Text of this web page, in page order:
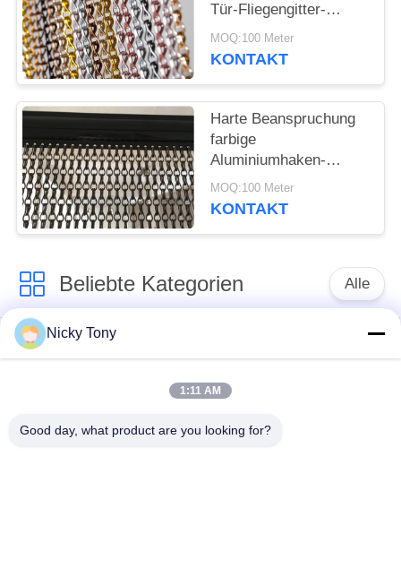
Tür-Fliegengitter-
Vorhang-Anodisierung
beendet
MOQ:100 Meter
KONTAKT
Harte Beanspruchung
farbige
Aluminiumhaken-
Kettenglied Vorhang-,
2.0mm und 1.6mm
MOQ:100 Meter
KONTAKT
Beliebte Kategorien Alle
Drahtseil-Masche
Vogelhaus-
Nicky Tony
1:11 AM
Good day, what product are you looking for?